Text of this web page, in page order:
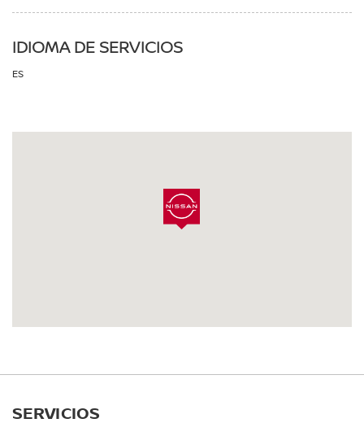
IDIOMA DE SERVICIOS
ES
SERVICIOS